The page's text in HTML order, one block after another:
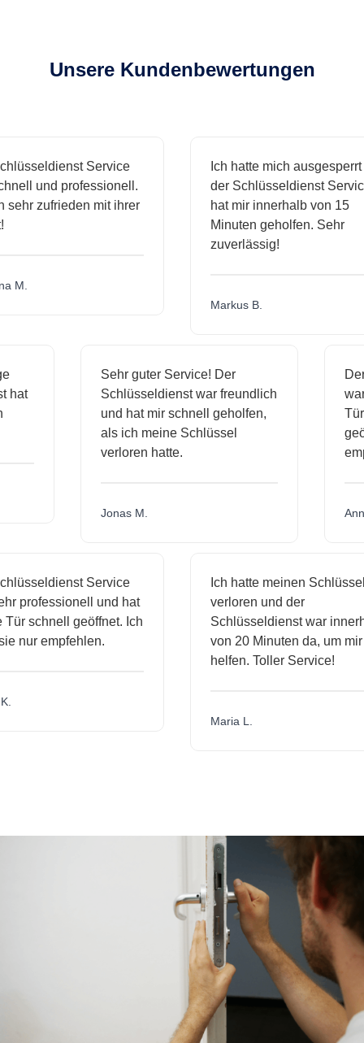
Unsere Kundenbewertungen
Service
und professionell.
zufrieden mit ihrer
M.
Ich hatte mich ausgesperrt
der Schlüsseldienst Service
hat mir innerhalb von 15
Minuten geholfen. Sehr
zuverlässig!
Markus B.
hat
Sehr guter Service! Der
Schlüsseldienst war freundlich
und hat mir schnell geholfen,
als ich meine Schlüssel
verloren hatte.
Jonas M.
Service
professionell und hat
schnell geöffnet. Ich
nur empfehlen.
Ich hatte meinen Schlüssel
verloren und der
Schlüsseldienst war
von 20 Minuten da, um mir
helfen. Toller Service!
Maria L.